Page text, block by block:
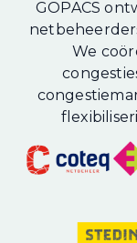
GOPACS
We